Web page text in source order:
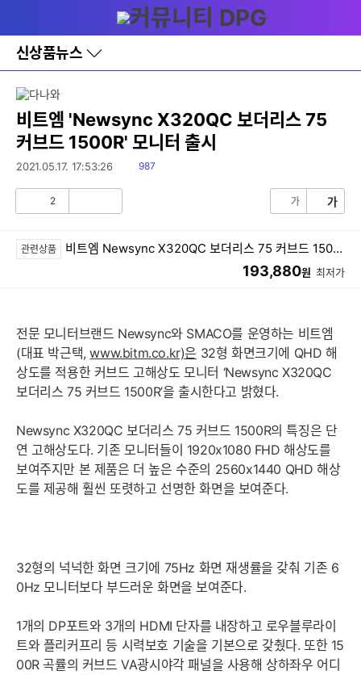
와
홈
신상품뉴스
바
로
레
이
어
토
비트엠 'Newsync X320QC 보더리스 75
커브드 1500R' 모니터 출시
2021.05.17. 17:53:26
읽
987
2 가 가
관련상품 비트엠 Newsync X320QC 보더리스 75 커브드 1500R 무결점
193,880원 최저가
전문 모니터브랜드 Newsync와 SMACO를 운영하는 비트엠
(대표 박근택,www.bitm.co.kr)은 32형 화면크기에 QHD 해
상도를 적용한 커브드 고해상도 모니터 ‘Newsync X320QC
보더리스 75 커브드 1500R’을 출시한다고 밝혔다.
Newsync X320QC 보더리스 75 커브드 1500R의 특징은 단
연 고해상도다. 기존 모니터들이 1920x1080 FHD 해상도를
보여주지만 본 제품은 더 높은 수준의 2560x1440 QHD 해상
도를 제공해 훨씬 또렷하고 선명한 화면을 보여준다.
32형의 넉넉한 화면 크기에 75Hz 화면 재생률을 갖춰 기존 6
0Hz 모니터보다 부드러운 화면을 보여준다.
1개의 DP포트와 3개의 HDMI 단자를 내장하고 로우블루라이
트와 플리커프리 등 시력보호 기술을 기본으로 갖췄다. 또한 15
00R 곡률의 커브드 VA광시야각 패널을 사용해 상하좌우 어디